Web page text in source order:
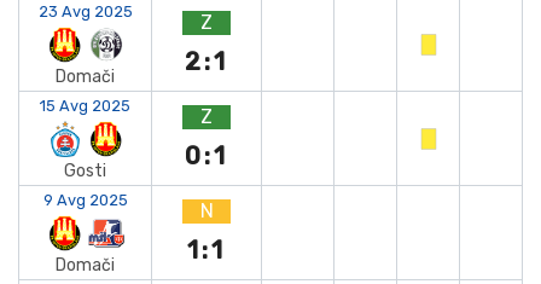
23 Avg 2025
Domači
Z
2:1
15 Avg 2025
Gosti
Z
0:1
9 Avg 2025
Domači
N
1:1